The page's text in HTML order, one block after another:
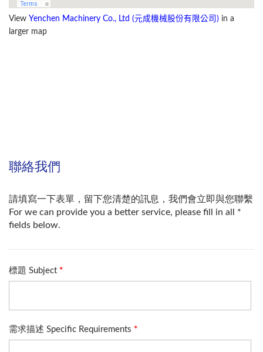
View Yenchen Machinery Co., Ltd (元成機械股份有限公司) in a
larger map